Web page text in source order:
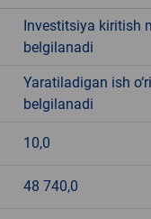
Investitsiya kiritish
belgilanadi
Yaratiladigan ish
belgilanadi
10,0
48 740,0